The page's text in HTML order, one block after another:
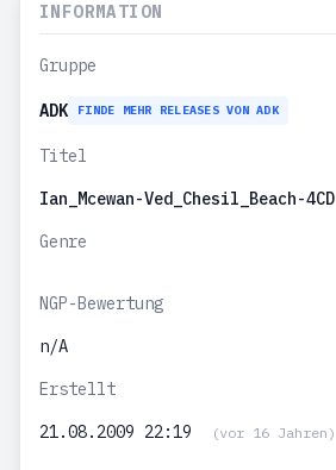
INFORMATION
Gruppe
ADK FINDE MEHR RELEASES VON ADK
Titel
Ian_Mcewan-Ved_Chesil_Beach-4CD
Genre
NGP-Bewertung
n/A
Erstellt
21.08.2009 22:19
(vor 16 Jahren)